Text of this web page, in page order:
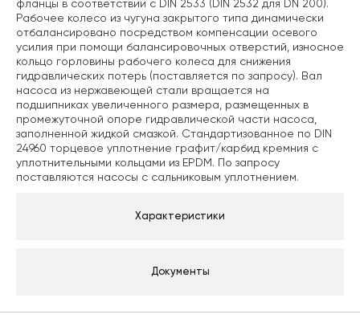
Характеристики
Документы
фланцы в соответствии с DIN 2533 (DIN 2532 для DN 200).
Рабочее колесо из чугуна закрытого типа динамически
отбалансировано посредством компенсации осевого
усилия при помощи балансировочных отверстий, износное
кольцо горловины рабочего колеса для снижения
гидравлических потерь (поставляется по запросу). Вал
насоса из нержавеющей стали вращается на
подшипниках увеличенного размера, размещенных в
промежуточной опоре гидравлической части насоса,
заполненной жидкой смазкой. Стандартизованное по DIN
24960 торцевое уплотнение графит/карбид кремния с
уплотнительными кольцами из EPDM. По запросу
поставляются насосы с сальниковым уплотнением.